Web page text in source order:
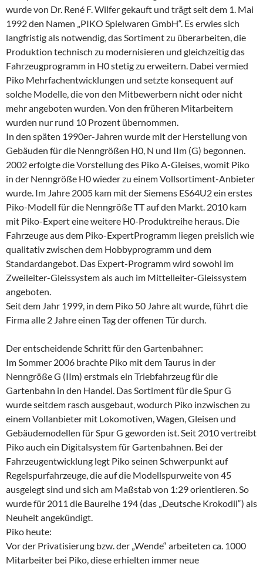
wurde von Dr. René F. Wilfer gekauft und trägt seit dem 1. Mai
1992 den Namen „PIKO Spielwaren GmbH“. Es erwies sich
langfristig als notwendig, das Sortiment zu überarbeiten, die
Produktion technisch zu modernisieren und gleichzeitig das
Fahrzeugprogramm in H0 stetig zu erweitern. Dabei vermied
Piko Mehrfachentwicklungen und setzte konsequent auf
solche Modelle, die von den Mitbewerbern nicht oder nicht
mehr angeboten wurden. Von den früheren Mitarbeitern
wurden nur rund 10 Prozent übernommen.
In den späten 1990er-Jahren wurde mit der Herstellung von
Gebäuden für die Nenngrößen H0, N und IIm (G) begonnen.
2002 erfolgte die Vorstellung des Piko A-Gleises, womit Piko
in der Nenngröße H0 wieder zu einem Vollsortiment-Anbieter
wurde. Im Jahre 2005 kam mit der Siemens ES64U2 ein erstes
Piko-Modell für die Nenngröße TT auf den Markt. 2010 kam
mit Piko-Expert eine weitere H0-Produktreihe heraus. Die
Fahrzeuge aus dem Piko-ExpertProgramm liegen preislich wie
qualitativ zwischen dem Hobbyprogramm und dem
Standardangebot. Das Expert-Programm wird sowohl im
Zweileiter-Gleissystem als auch im Mittelleiter-Gleissystem
angeboten.
Seit dem Jahr 1999, in dem Piko 50 Jahre alt wurde, führt die
Firma alle 2 Jahre einen Tag der offenen Tür durch.
Der entscheidende Schritt für den Gartenbahner:
Im Sommer 2006 brachte Piko mit dem Taurus in der
Nenngröße G (IIm) erstmals ein Triebfahrzeug für die
Gartenbahn in den Handel. Das Sortiment für die Spur G
wurde seitdem rasch ausgebaut, wodurch Piko inzwischen zu
einem Vollanbieter mit Lokomotiven, Wagen, Gleisen und
Gebäudemodellen für Spur G geworden ist. Seit 2010 vertreibt
Piko auch ein Digitalsystem für Gartenbahnen. Bei der
Fahrzeugentwicklung legt Piko seinen Schwerpunkt auf
Regelspurfahrzeuge, die auf die Modellspurweite von 45
ausgelegt sind und sich am Maßstab von 1:29 orientieren. So
wurde für 2011 die Baureihe 194 (das „Deutsche Krokodil“) als
Neuheit angekündigt.
Piko heute:
Vor der Privatisierung bzw. der „Wende“ arbeiteten ca. 1000
Mitarbeiter bei Piko, diese erhielten immer neue